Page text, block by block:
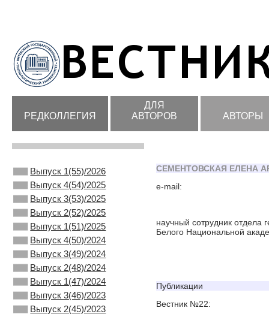
РЕДКОЛЛЕГИЯ
ДЛЯ
АВТОРОВ
АВТОРЫ
Выпуск 1(55)/2026
Выпуск 4(54)/2025
Выпуск 3(53)/2025
Выпуск 2(52)/2025
Выпуск 1(51)/2025
Выпуск 4(50)/2024
Выпуск 3(49)/2024
Выпуск 2(48)/2024
Выпуск 1(47)/2024
Выпуск 3(46)/2023
Выпуск 2(45)/2023
СЕМЕНТОВСКАЯ ЕЛЕНА
e-mail:
научный сотрудник
Белого Национальной
Публикации
Вестник №22: